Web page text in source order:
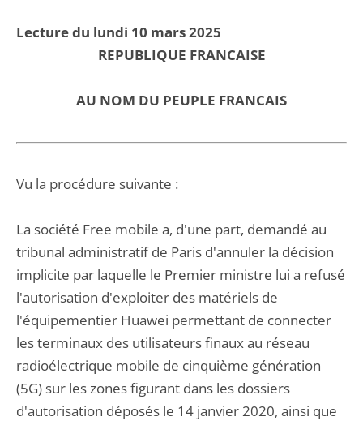
Lecture du lundi 10 mars 2025
REPUBLIQUE FRANCAISE
AU NOM DU PEUPLE FRANCAIS
Vu la procédure suivante :
La société Free mobile a, d'une part, demandé au
tribunal administratif de Paris d'annuler la décision
implicite par laquelle le Premier ministre lui a refusé
l'autorisation d'exploiter des matériels de
l'équipementier Huawei permettant de connecter
les terminaux des utilisateurs finaux au réseau
radioélectrique mobile de cinquième génération
(5G) sur les zones figurant dans les dossiers
d'autorisation déposés le 14 janvier 2020, ainsi que